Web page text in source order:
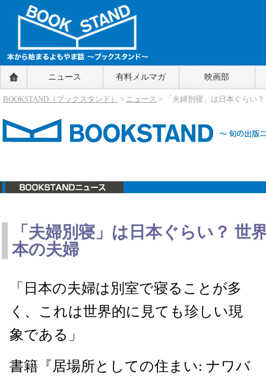
BOOKSTAND（ブックスタンド）
～本から始まるよもやま話～
BOOKSTAND（ブ
ニュース 有料メルマガ 映画部
BOOKSTAND（ブックスタンド） > ニュース > 「夫婦別寝」は日本ぐらい
「夫婦別寝」は日本ぐらい？ 世
本の夫婦
「日本の夫婦は別室で寝ることが多
く、これは世界的に見ても珍しい現
象である」
書籍『居場所としての住まい: ナワバ